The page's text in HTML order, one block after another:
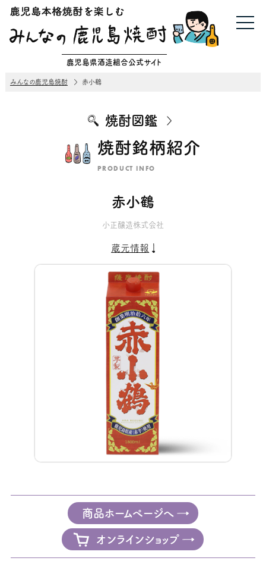
鹿児島県酒造組合公式サイト
みんなの鹿児島焼酎 赤小鶴
焼酎図鑑
焼酎銘柄紹介
PRODUCT INFO
赤小鶴
小正醸造株式会社
蔵元情報
商品ホームページへ
オンラインショップ